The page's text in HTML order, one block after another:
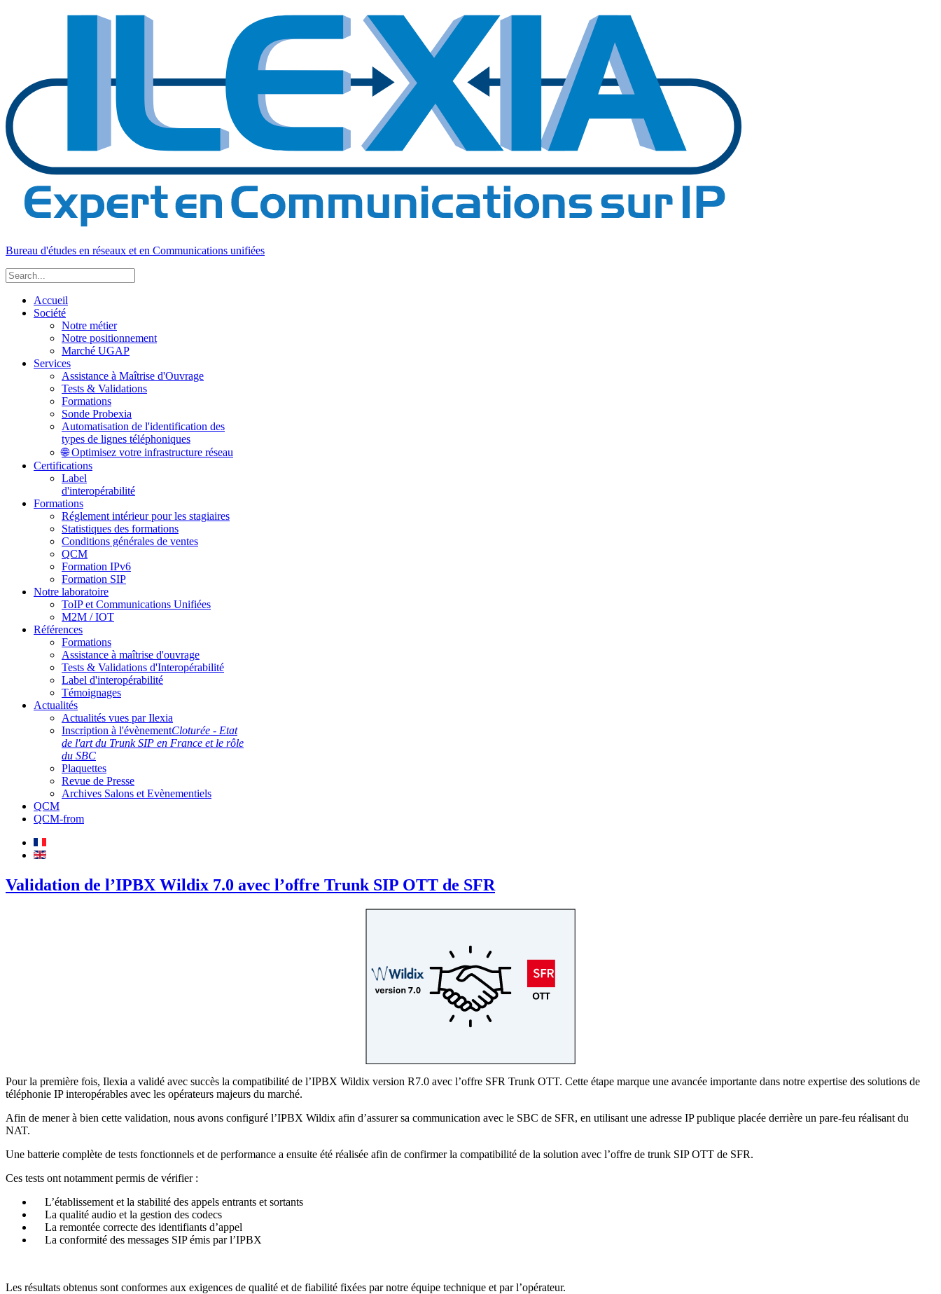
Bureau d'études en réseaux et en Communications unifiées
Accueil
Société
Notre métier
Notre positionnement
Marché UGAP
Services
Assistance à Maîtrise d'Ouvrage
Tests & Validations
Formations
Sonde Probexia
Automatisation de l'identification des
types de lignes téléphoniques
🌐 Optimisez votre infrastructure réseau
Certifications
Label
d'interopérabilité
Formations
Réglement intérieur pour les stagiaires
Statistiques des formations
Conditions générales de ventes
QCM
Formation IPv6
Formation SIP
Notre laboratoire
ToIP et Communications Unifiées
M2M / IOT
Références
Formations
Assistance à maîtrise d'ouvrage
Tests & Validations d'Interopérabilité
Label d'interopérabilité
Témoignages
Actualités
Actualités vues par Ilexia
Inscription à l'évènementCloturée - Etat
de l'art du Trunk SIP en France et le rôle
du SBC
Plaquettes
Revue de Presse
Archives Salons et Evènementiels
QCM
QCM-from
Validation de l’IPBX Wildix 7.0 avec l’offre Trunk SIP OTT de SFR
Pour la première fois, Ilexia a validé avec succès la compatibilité de l’IPBX Wildix version R7.0 avec l’offre SFR Trunk OTT. Cette étape marque une avancée importante dans notre expertise des solutions de
téléphonie IP interopérables avec les opérateurs majeurs du marché.
Afin de mener à bien cette validation, nous avons configuré l’IPBX Wildix afin d’assurer sa communication avec le SBC de SFR, en utilisant une adresse IP publique placée derrière un pare-feu réalisant du
NAT.
Une batterie complète de tests fonctionnels et de performance a ensuite été réalisée afin de confirmer la compatibilité de la solution avec l’offre de trunk SIP OTT de SFR.
Ces tests ont notamment permis de vérifier :
L’établissement et la stabilité des appels entrants et sortants
La qualité audio et la gestion des codecs
La remontée correcte des identifiants d’appel
La conformité des messages SIP émis par l’IPBX
Les résultats obtenus sont conformes aux exigences de qualité et de fiabilité fixées par notre équipe technique et par l’opérateur.